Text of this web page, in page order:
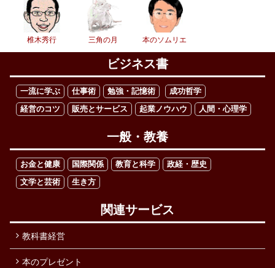
椎木秀行 三角の月 本のソムリエ
ビジネス書
一流に学ぶ 仕事術 勉強・記憶術
成功哲学
経営のコツ
販売とサービス 起業ノウハウ 人間・心理学
一般・教養
お金と健康 国際関係 教育と科学
政経・歴史
文学と芸術
生き方
関連サービス
教科書経営
本のプレゼント